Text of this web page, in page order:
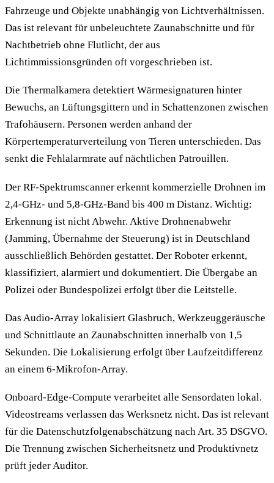
Fahrzeuge und Objekte unabhängig von Lichtverhältnissen.
Das ist relevant für unbeleuchtete Zaunabschnitte und für
Nachtbetrieb ohne Flutlicht, der aus
Lichtimmissionsgründen oft vorgeschrieben ist.
Die Thermalkamera detektiert Wärmesignaturen hinter
Bewuchs, an Lüftungsgittern und in Schattenzonen zwischen
Trafohäusern. Personen werden anhand der
Körpertemperaturverteilung von Tieren unterschieden. Das
senkt die Fehlalarmrate auf nächtlichen Patrouillen.
Der RF-Spektrumscanner erkennt kommerzielle Drohnen im
2,4-GHz- und 5,8-GHz-Band bis 400 m Distanz. Wichtig:
Erkennung ist nicht Abwehr. Aktive Drohnenabwehr
(Jamming, Übernahme der Steuerung) ist in Deutschland
ausschließlich Behörden gestattet. Der Roboter erkennt,
klassifiziert, alarmiert und dokumentiert. Die Übergabe an
Polizei oder Bundespolizei erfolgt über die Leitstelle.
Das Audio-Array lokalisiert Glasbruch, Werkzeuggeräusche
und Schnittlaute an Zaunabschnitten innerhalb von 1,5
Sekunden. Die Lokalisierung erfolgt über Laufzeitdifferenz
an einem 6-Mikrofon-Array.
Onboard-Edge-Compute verarbeitet alle Sensordaten lokal.
Videostreams verlassen das Werksnetz nicht. Das ist relevant
für die Datenschutzfolgenabschätzung nach Art. 35 DSGVO.
Die Trennung zwischen Sicherheitsnetz und Produktivnetz
prüft jeder Auditor.